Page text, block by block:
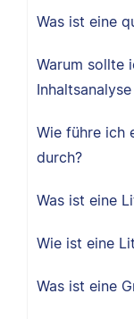
Was ist eine
Warum sollte
Wie führe ich
durch?
Was ist eine
Wie ist eine
Was ist eine